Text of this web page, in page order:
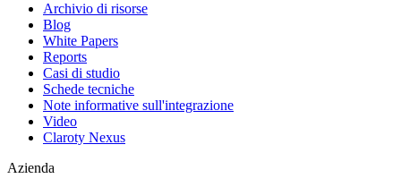
Archivio di risorse
Blog
White Papers
Reports
Casi di studio
Schede tecniche
Note informative sull'integrazione
Video
Claroty Nexus
Azienda